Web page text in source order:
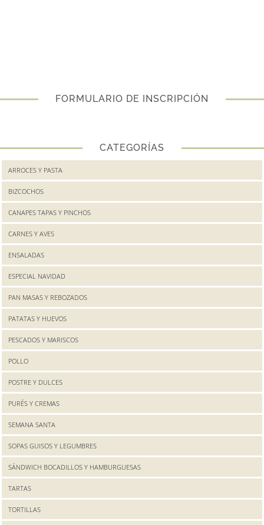
FORMULARIO DE INSCRIPCIÓN
CATEGORÍAS
ARROCES Y PASTA
BIZCOCHOS
CANAPES TAPAS Y PINCHOS
CARNES Y AVES
ENSALADAS
ESPECIAL NAVIDAD
PAN MASAS Y REBOZADOS
PATATAS Y HUEVOS
PESCADOS Y MARISCOS
POLLO
POSTRE Y DULCES
PURÉS Y CREMAS
SEMANA SANTA
SOPAS GUISOS Y LEGUMBRES
SÁNDWICH BOCADILLOS Y HAMBURGUESAS
TARTAS
TORTILLAS